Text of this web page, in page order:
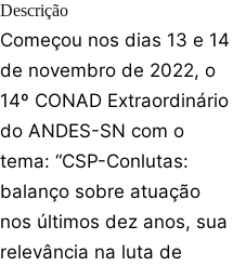
Descrição
Começou nos dias 13 e 14
de novembro de 2022, o
14º CONAD Extraordinário
do ANDES-SN com o
tema: “CSP-Conlutas:
balanço sobre atuação
nos últimos dez anos, sua
relevância na luta de